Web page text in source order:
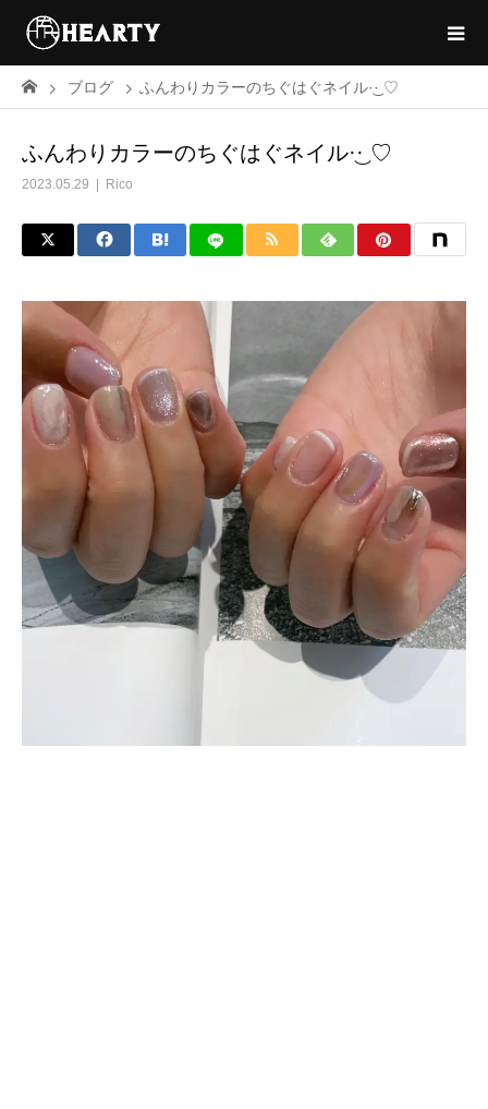
ブログ ふんわりカラーのちぐはぐネイル·͜· ♡
ふんわりカラーのちぐはぐネイル·͜· ♡
2023.05.29 Rico